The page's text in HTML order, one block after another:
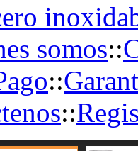
somos::
::
::